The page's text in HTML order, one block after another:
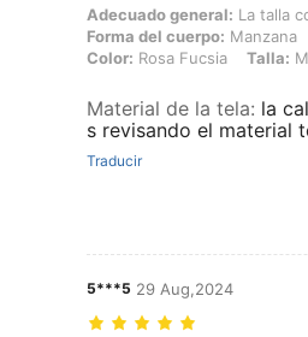
Adecuado general: La talla
Adecuado general: La talla
Forma del cuerpo: Manzana
Color: Rosa Fucsia Talla: M
Material de la tela: la
s revisando el material
Traducir
5***5 29 Aug,2024